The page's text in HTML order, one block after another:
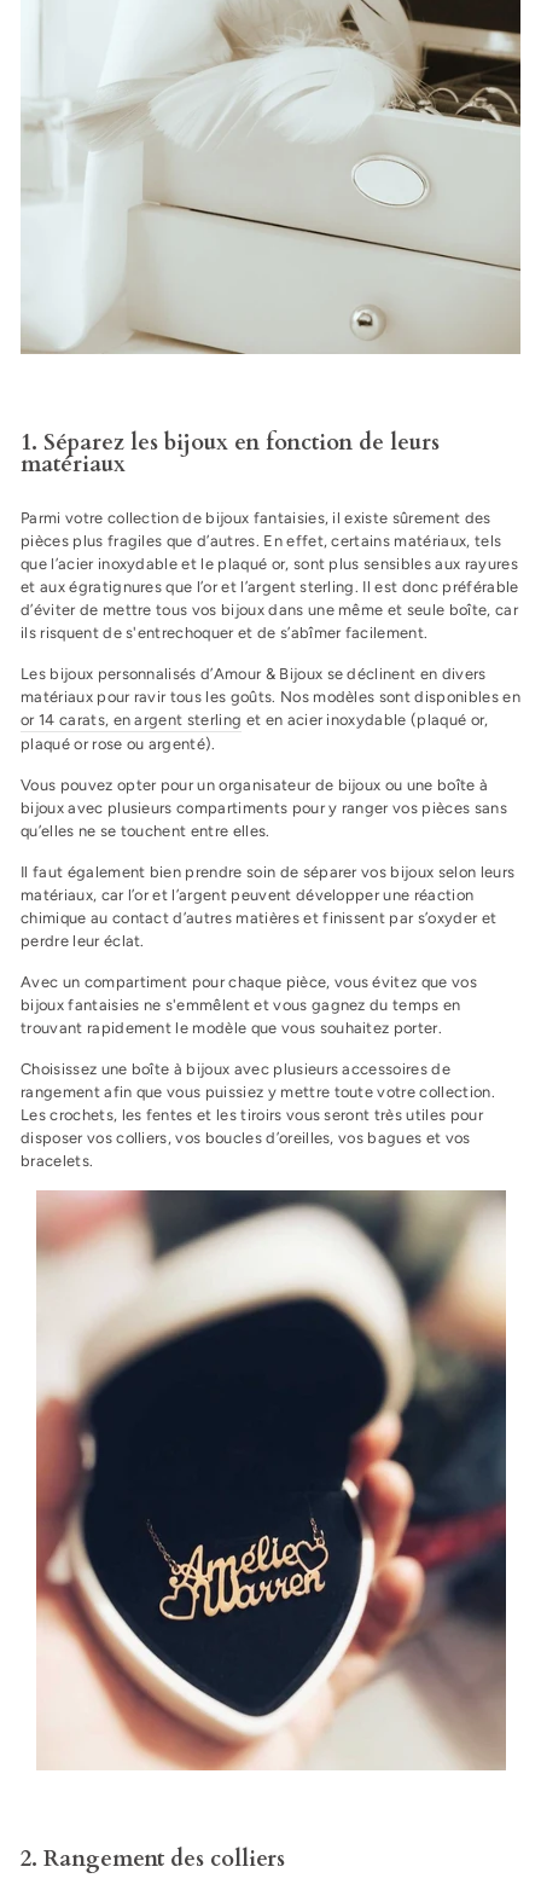
1. Séparez les bijoux en fonction de leurs
matériaux
Parmi votre collection de bijoux fantaisies, il existe sûrement des
pièces plus fragiles que d’autres. En effet, certains matériaux, tels
que l’acier inoxydable et le plaqué or, sont plus sensibles aux rayures
et aux égratignures que l’or et l’argent sterling. Il est donc préférable
d’éviter de mettre tous vos bijoux dans une même et seule boîte, car
ils risquent de s'entrechoquer et de s’abîmer facilement.
Les bijoux personnalisés d’Amour & Bijoux se déclinent en divers
matériaux pour ravir tous les goûts. Nos modèles sont disponibles en
or 14 carats, en argent sterling et en acier inoxydable (plaqué or,
plaqué or rose ou argenté).
Vous pouvez opter pour un organisateur de bijoux ou une boîte à
bijoux avec plusieurs compartiments pour y ranger vos pièces sans
qu’elles ne se touchent entre elles.
Il faut également bien prendre soin de séparer vos bijoux selon leurs
matériaux, car l’or et l’argent peuvent développer une réaction
chimique au contact d’autres matières et finissent par s’oxyder et
perdre leur éclat.
Avec un compartiment pour chaque pièce, vous évitez que vos
bijoux fantaisies ne s'emmêlent et vous gagnez du temps en
trouvant rapidement le modèle que vous souhaitez porter.
Choisissez une boîte à bijoux avec plusieurs accessoires de
rangement afin que vous puissiez y mettre toute votre collection.
Les crochets, les fentes et les tiroirs vous seront très utiles pour
disposer vos colliers, vos boucles d’oreilles, vos bagues et vos
bracelets.
2. Rangement des colliers